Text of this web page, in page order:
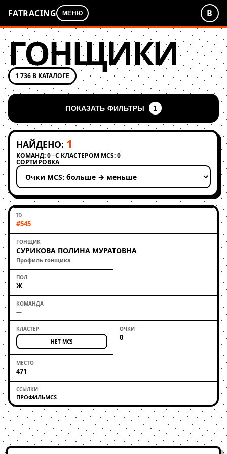
FATRACING МЕНЮ В
ГОНЩИКИ
1 736 В КАТАЛОГЕ
ПОКАЗАТЬ ФИЛЬТРЫ 1
НАЙДЕНО: 1
КОМАНД: 0 · С КЛАСТЕРОМ MCS: 0
СОРТИРОВКА
Применить сортировку
#545
СУРИКОВА ПОЛИНА МУРАТОВНА
Профиль гонщика
Ж
—
НЕТ MCS 0
471
ПРОФИЛЬMCS